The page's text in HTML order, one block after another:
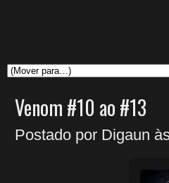
Venom #10 ao #13
Postado por Digaun